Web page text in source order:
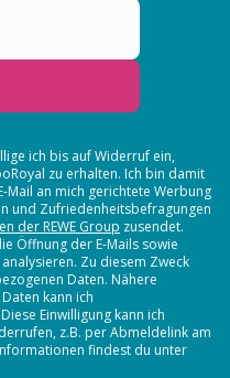
ich bis auf Widerruf ein,
zu erhalten. Ich bin damit
Mail an mich gerichtete Werbung
und Zufriedenheitsbefragungen
der REWE Group zusendet.
Öffnung der E-Mails sowie
Zu diesem Zweck
Daten. Nähere
kann ich
Einwilligung kann ich
z.B. per Abmeldelink am
findest du unter